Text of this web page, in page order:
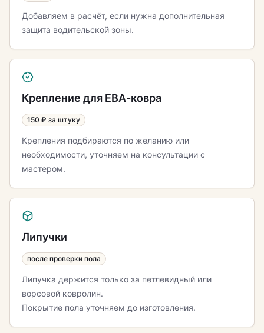
Добавляем в расчёт, если нужна дополнительная
защита водительской зоны.
Крепление для ЕВА-ковра
150 ₽ за штуку
Крепления подбираются по желанию или
необходимости, уточняем на консультации с
мастером.
Липучки
после проверки пола
Липучка держится только за петлевидный или
ворсовой ковролин.
Покрытие пола уточняем до изготовления.